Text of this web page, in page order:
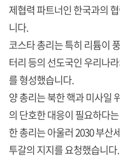
제협력 파트너인 한국과의
니다.
코스타 총리는 특히 리튬이
터리 등의 선도국인 우리나
를 형성했습니다.
양 총리는 북한 핵과 미사일
의 단호한 대응이 필요하다
한 총리는 아울러 2030 부산
투갈의 지지를 요청했습니다.